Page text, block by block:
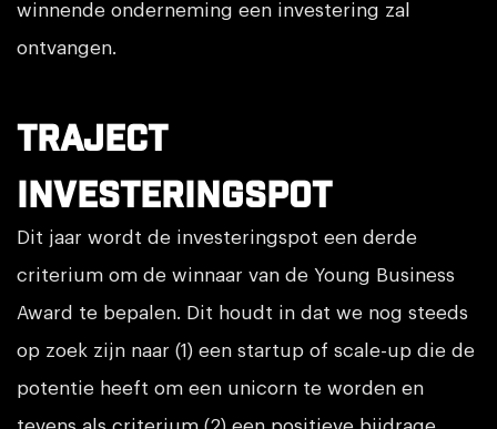
winnende onderneming een investering zal
ontvangen.
Traject
investeringspot
Dit jaar wordt de investeringspot een derde
criterium om de winnaar van de Young Business
Award te bepalen. Dit houdt in dat we nog steeds
op zoek zijn naar (1) een startup of scale-up die de
potentie heeft om een unicorn te worden en